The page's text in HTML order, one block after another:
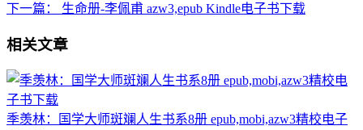
下一篇：
生命册-李佩甫 azw3,epub Kindle电子书下载
相关文章
季羡林：国学大师斑斓人生书系8册 epub,mobi,azw3精校电子